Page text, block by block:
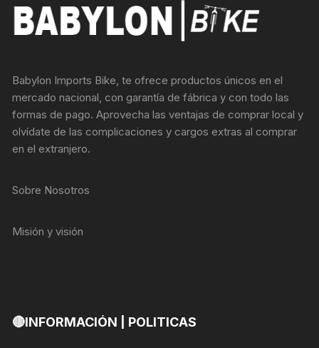
Babylon Imports Bike, te ofrece productos únicos en el
mercado nacional, con garantía de fábrica y con todo las
formas de pago. Aprovecha las ventajas de comprar local y
olvídate de las complicaciones y cargos extras al comprar
en el extranjero.
Sobre Nosotros
Misión y visión
🔴INFORMACIÓN | POLITICAS